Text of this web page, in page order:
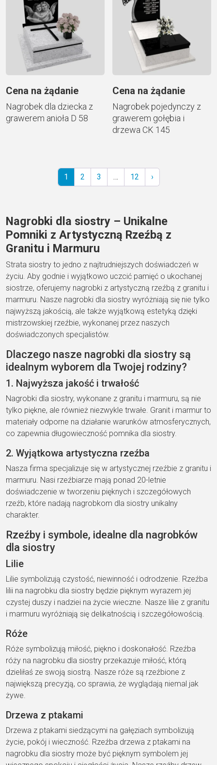
Cena na żądanie
Nagrobek dla dziecka z
grawerem anioła D 58
Cena na żądanie
Nagrobek pojedynczy z
grawerem gołębia i
drzewa CK 145
1 2 3 … 12 ›
Nagrobki dla siostry – Unikalne
Pomniki z Artystyczną Rzeźbą z
Granitu i Marmuru
Strata siostry to jedno z najtrudniejszych doświadczeń w
życiu. Aby godnie i wyjątkowo uczcić pamięć o ukochanej
siostrze, oferujemy nagrobki z artystyczną rzeźbą z granitu i
marmuru. Nasze nagrobki dla siostry wyróżniają się nie tylko
najwyższą jakością, ale także wyjątkową estetyką dzięki
mistrzowskiej rzeźbie, wykonanej przez naszych
doświadczonych specjalistów.
Dlaczego nasze nagrobki dla siostry są
idealnym wyborem dla Twojej rodziny?
1. Najwyższa jakość i trwałość
Nagrobki dla siostry, wykonane z granitu i marmuru, są nie
tylko piękne, ale również niezwykle trwałe. Granit i marmur to
materiały odporne na działanie warunków atmosferycznych,
co zapewnia długowieczność pomnika dla siostry.
2. Wyjątkowa artystyczna rzeźba
Nasza firma specjalizuje się w artystycznej rzeźbie z granitu i
marmuru. Nasi rzeźbiarze mają ponad 20-letnie
doświadczenie w tworzeniu pięknych i szczegółowych
rzeźb, które nadają nagrobkom dla siostry unikalny
charakter.
Rzeźby i symbole, idealne dla nagrobków
dla siostry
Lilie
Lilie symbolizują czystość, niewinność i odrodzenie. Rzeźba
lilii na nagrobku dla siostry będzie pięknym wyrazem jej
czystej duszy i nadziei na życie wieczne. Nasze lilie z granitu
i marmuru wyróżniają się delikatnością i szczegółowością.
Róże
Róże symbolizują miłość, piękno i doskonałość. Rzeźba
róży na nagrobku dla siostry przekazuje miłość, którą
dzieliłaś ze swoją siostrą. Nasze róże są rzeźbione z
największą precyzją, co sprawia, że wyglądają niemal jak
żywe.
Drzewa z ptakami
Drzewa z ptakami siedzącymi na gałęziach symbolizują
życie, pokój i wieczność. Rzeźba drzewa z ptakami na
nagrobku dla siostry może być pięknym symbolem jej